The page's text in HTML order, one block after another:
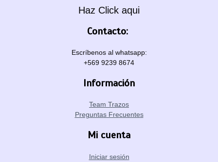
Haz Click aqui
Contacto:
Escríbenos al whatsapp:
+569 9239 8674
Información
Team Trazos
Preguntas Frecuentes
Mi cuenta
Iniciar sesión